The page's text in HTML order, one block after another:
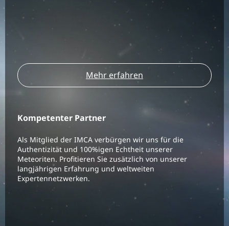
Mehr erfahren
Kompetenter Partner
Als Mitglied der IMCA verbürgen wir uns für die
Authentizität und 100%igen Echtheit unserer
Meteoriten. Profitieren Sie zusätzlich von unserer
langjährigen Erfahrung und weltweiten
Expertennetzwerken.